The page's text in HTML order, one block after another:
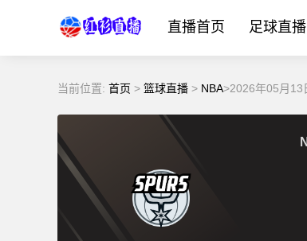
直播首页 足球直播
当前位置: 首页 > 篮球直播 > NBA>2026年05月13